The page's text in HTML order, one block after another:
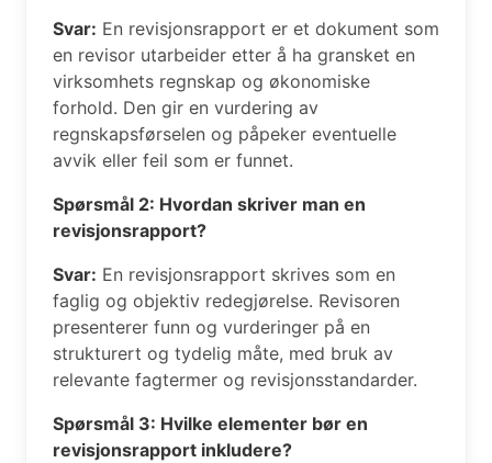
Svar: En revisjonsrapport er et dokument som
en revisor utarbeider etter å ha gransket en
virksomhets regnskap og økonomiske
forhold. Den gir en vurdering av
regnskapsførselen og påpeker eventuelle
avvik eller feil som er funnet.
Spørsmål 2: Hvordan skriver man en
revisjonsrapport?
Svar: En revisjonsrapport skrives som en
faglig og objektiv redegjørelse. Revisoren
presenterer funn og vurderinger på en
strukturert og tydelig måte, med bruk av
relevante fagtermer og revisjonsstandarder.
Spørsmål 3: Hvilke elementer bør en
revisjonsrapport inkludere?